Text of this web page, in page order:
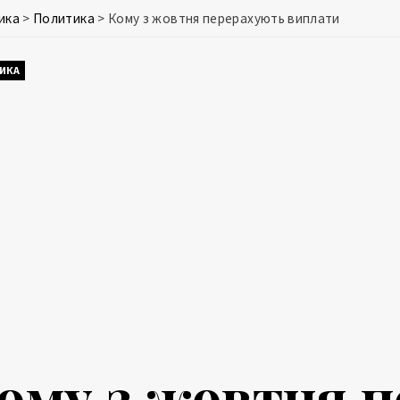
> Политика > Кому з жовтня перерахують виплати